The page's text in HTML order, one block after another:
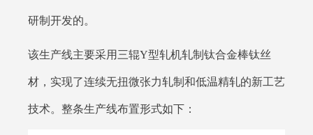
研制开发的。
该生产线主要采用三辊Y型轧机轧制钛合金棒钛丝
材，实现了连续无扭微张力轧制和低温精轧的新工艺
技术。整条生产线布置形式如下：